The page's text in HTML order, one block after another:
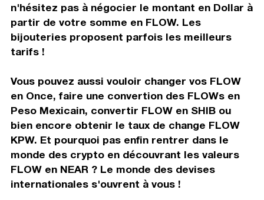
n'hésitez pas à négocier le montant en Dollar à
partir de votre somme en FLOW. Les
bijouteries proposent parfois les meilleurs
tarifs !
Vous pouvez aussi vouloir changer vos FLOW
en Once, faire une convertion des FLOWs en
Peso Mexicain, convertir FLOW en SHIB ou
bien encore obtenir le taux de change FLOW
KPW. Et pourquoi pas enfin rentrer dans le
monde des crypto en découvrant les valeurs
FLOW en NEAR ? Le monde des devises
internationales s'ouvrent à vous !